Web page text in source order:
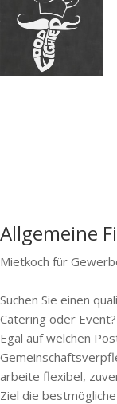
Allgemeine
Mietkoch für
Suchen Sie einen
Catering oder Event?
Egal auf welchen
arbeite flexibel,
Ziel die